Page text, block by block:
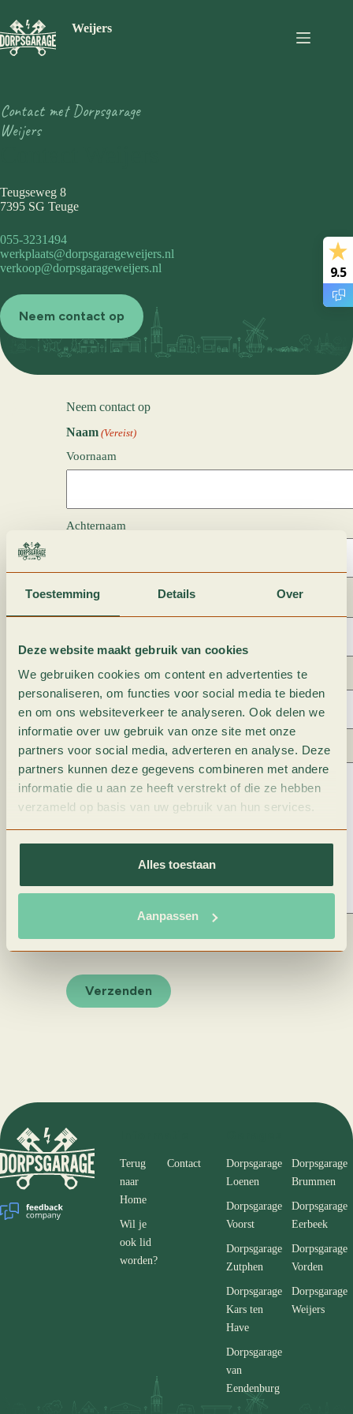
Toestemming Details Over
Deze website maakt gebruik van cookies
We gebruiken cookies om content en advertenties te
personaliseren, om functies voor social media te bieden
en om ons websiteverkeer te analyseren. Ook delen we
informatie over uw gebruik van onze site met onze
partners voor social media, adverteren en analyse. Deze
partners kunnen deze gegevens combineren met andere
informatie die u aan ze heeft verstrekt of die ze hebben
verzameld op basis van uw gebruik van hun services.
Alles toestaan
Aanpassen
naar
de
inhoud
Weijers
Contact met Dorpsgarage
Weijers
Teugseweg 8
7395 SG Teuge
055-3231494
werkplaats@dorpsgarageweijers.nl
verkoop@dorpsgarageweijers.nl
Neem contact op
Neem contact op
Naam (Vereist)
Voornaam
Achternaam
Email
Telefoonnummer
Bericht (Vereist)
0 van 600 max. aantal karakters
Terug
naar
Home
Contact
Wil je
ook lid
worden?
Dorpsgarage
Loenen
Dorpsgarage
Brummen
Dorpsgarage
Voorst
Dorpsgarage
Eerbeek
Dorpsgarage
Zutphen
Dorpsgarage
Vorden
Dorpsgarage
Kars ten
Have
Dorpsgarage
Weijers
Dorpsgarage
van
Eendenburg
9.5